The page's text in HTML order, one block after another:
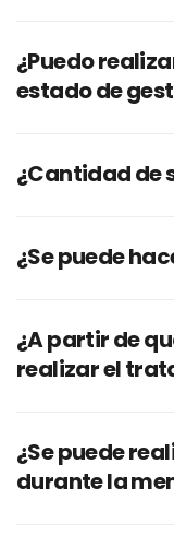
¿Puedo
estado de
¿Cantidad de
¿Se puede
¿A partir de
realizar el
¿Se puede
durante la